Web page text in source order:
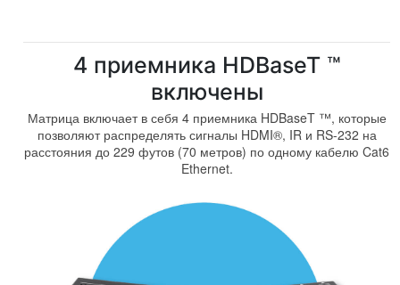
4 приемника HDBaseT ™
включены
Матрица включает в себя 4 приемника HDBaseT ™, которые
позволяют распределять сигналы HDMI®, IR и RS-232 на
расстояния до 229 футов (70 метров) по одному кабелю Cat6
Ethernet.